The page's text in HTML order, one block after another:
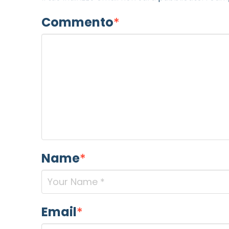
Commento*
Name*
Email*
MOTIVO DEL CONTATTO*
Ho preso visione
Newsletter
Desidero rimanere